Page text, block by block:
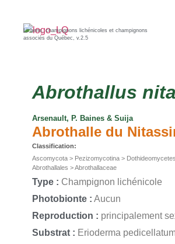
Lichens, champignons lichénicoles et champignons
associés du Québec, v.2.5
Abrothallus
Arsenault, P. Baines & Suija
Abrothalle du
Classification:
Ascomycota > Pezizomycotina >
Abrothallales > Abrothallaceae
Type : Champignon lichénicole
Photobionte : Aucun
Reproduction : principalement
Substrat : Erioderma